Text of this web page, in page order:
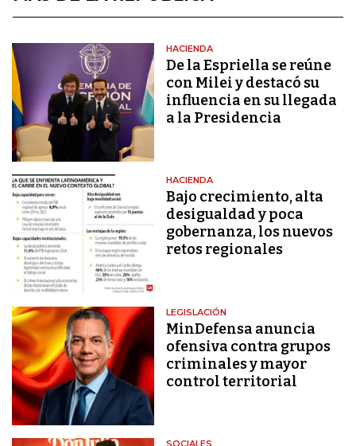
HACIENDA
De la Espriella se reúne
con Milei y destacó su
influencia en su llegada
a la Presidencia
HACIENDA
Bajo crecimiento, alta
desigualdad y poca
gobernanza, los nuevos
retos regionales
LEGISLACIÓN
MinDefensa anuncia
ofensiva contra grupos
criminales y mayor
control territorial
SOCIALES